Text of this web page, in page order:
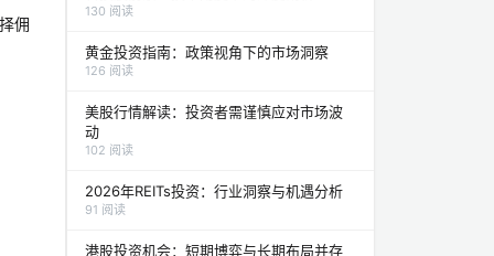
佣
130 阅读
黄金投资指南：政策视角下的市场洞察
126 阅读
美股行情解读：投资者需谨慎应对市场波
动
102 阅读
2026年REITs投资：行业洞察与机遇分析
91 阅读
港股投资机会：短期博弈与长期布局并存